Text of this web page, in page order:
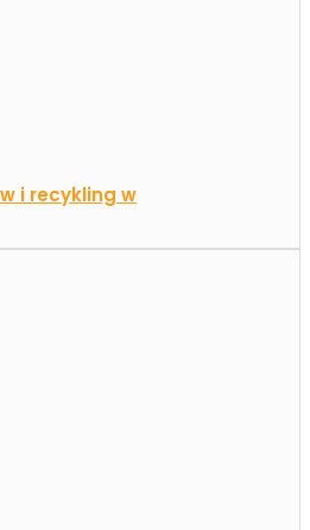
i recykling w